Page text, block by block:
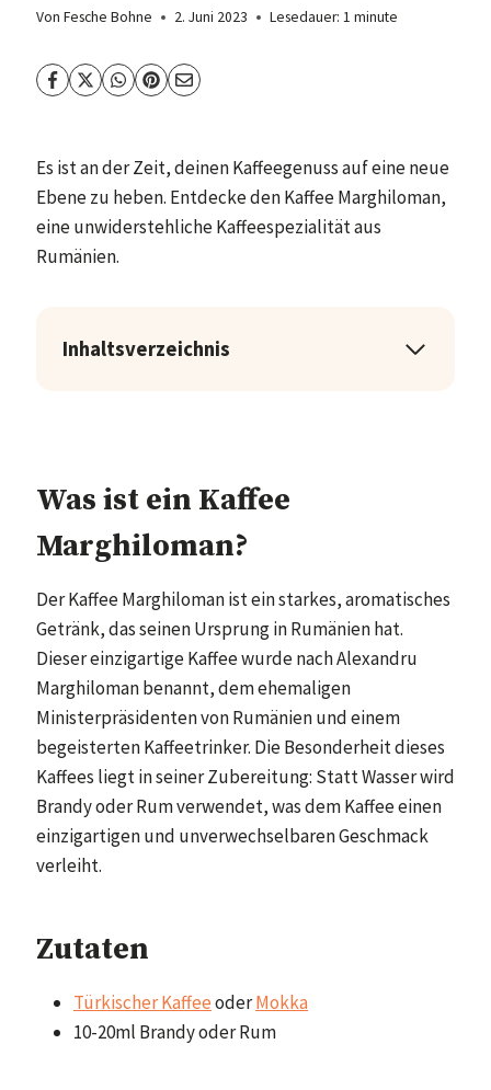
Von Fesche Bohne 2. Juni 2023 Lesedauer: 1minute
Es ist an der Zeit, deinen Kaffeegenuss auf eine neue
Ebene zu heben. Entdecke den Kaffee Marghiloman,
eine unwiderstehliche Kaffeespezialität aus
Rumänien.
Inhaltsverzeichnis
Was ist ein Kaffee
Marghiloman?
Der Kaffee Marghiloman ist ein starkes, aromatisches
Getränk, das seinen Ursprung in Rumänien hat.
Dieser einzigartige Kaffee wurde nach Alexandru
Marghiloman benannt, dem ehemaligen
Ministerpräsidenten von Rumänien und einem
begeisterten Kaffeetrinker. Die Besonderheit dieses
Kaffees liegt in seiner Zubereitung: Statt Wasser wird
Brandy oder Rum verwendet, was dem Kaffee einen
einzigartigen und unverwechselbaren Geschmack
verleiht.
Zutaten
Türkischer KaffeeoderMokka
10-20ml Brandy oder Rum